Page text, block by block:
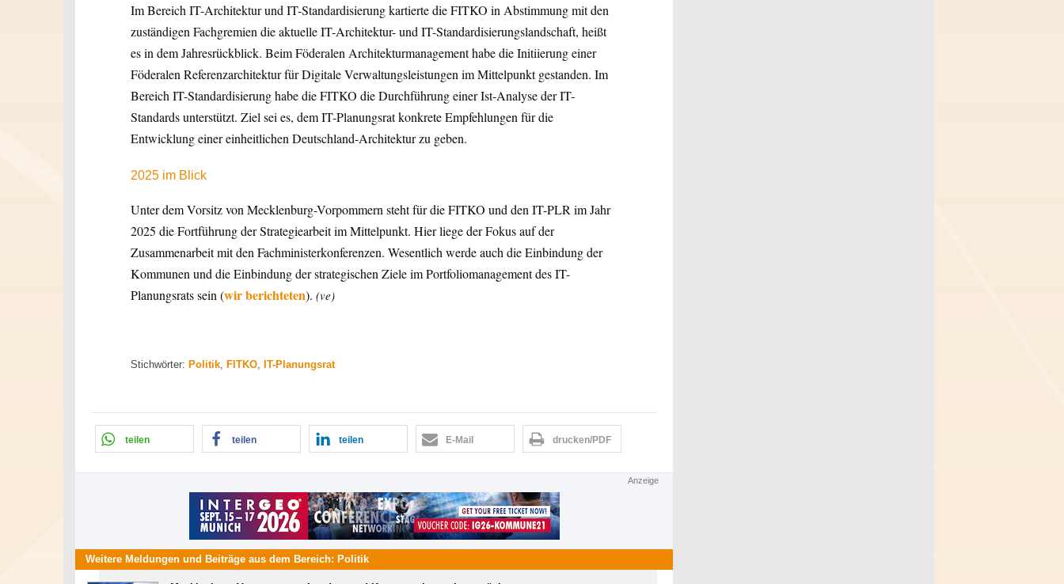
Im Bereich IT-Architektur und IT-Standardisierung kartierte die FITKO in Abstimmung mit den
zuständigen Fachgremien die aktuelle IT-Architektur- und IT-Standardisierungslandschaft, heißt
es in dem Jahresrückblick. Beim Föderalen Architekturmanagement habe die Initiierung einer
Föderalen Referenzarchitektur für Digitale Verwaltungsleistungen im Mittelpunkt gestanden. Im
Bereich IT-Standardisierung habe die FITKO die Durchführung einer Ist-Analyse der IT-
Standards unterstützt. Ziel sei es, dem IT-Planungsrat konkrete Empfehlungen für die
Entwicklung einer einheitlichen Deutschland-Architektur zu geben.
2025 im Blick
Unter dem Vorsitz von Mecklenburg-Vorpommern steht für die FITKO und den IT-PLR im Jahr
2025 die Fortführung der Strategiearbeit im Mittelpunkt. Hier liege der Fokus auf der
Zusammenarbeit mit den Fachministerkonferenzen. Wesentlich werde auch die Einbindung der
Kommunen und die Einbindung der strategischen Ziele im Portfoliomanagement des IT-
Planungsrats sein (wir berichteten). (ve)
Stichwörter: Politik FITKO IT-Planungsrat
teilen teilen teilen E-Mail drucken/PDF
Anzeige
Weitere Meldungen und Beiträge aus dem Bereich: Politik